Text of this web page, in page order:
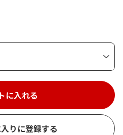
りに登録する